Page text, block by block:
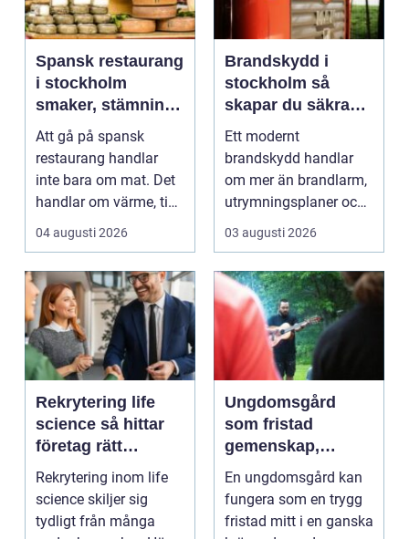
Spansk restaurang
i stockholm
smaker, stämning
och smarta val
Att gå på spansk
restaurang handlar
inte bara om mat. Det
handlar om värme, tid
tillsammans och en k...
04 augusti 2026
Brandskydd i
stockholm så
skapar du säkra
byggnader på
riktigt
Ett modernt
brandskydd handlar
om mer än brandlarm,
utrymningsplaner och
röda brandsläckare på
vägga...
03 augusti 2026
Rekrytering life
science så hittar
företag rätt
kompetens när
kraven är som
högst
Rekrytering inom life
science skiljer sig
tydligt från många
Ungdomsgård
som fristad
gemenskap,
trygghet och
växande
En ungdomsgård kan
fungera som en trygg
fristad mitt i en ganska